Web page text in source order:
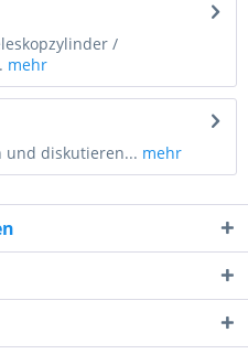
/
mehr
und diskutieren... mehr